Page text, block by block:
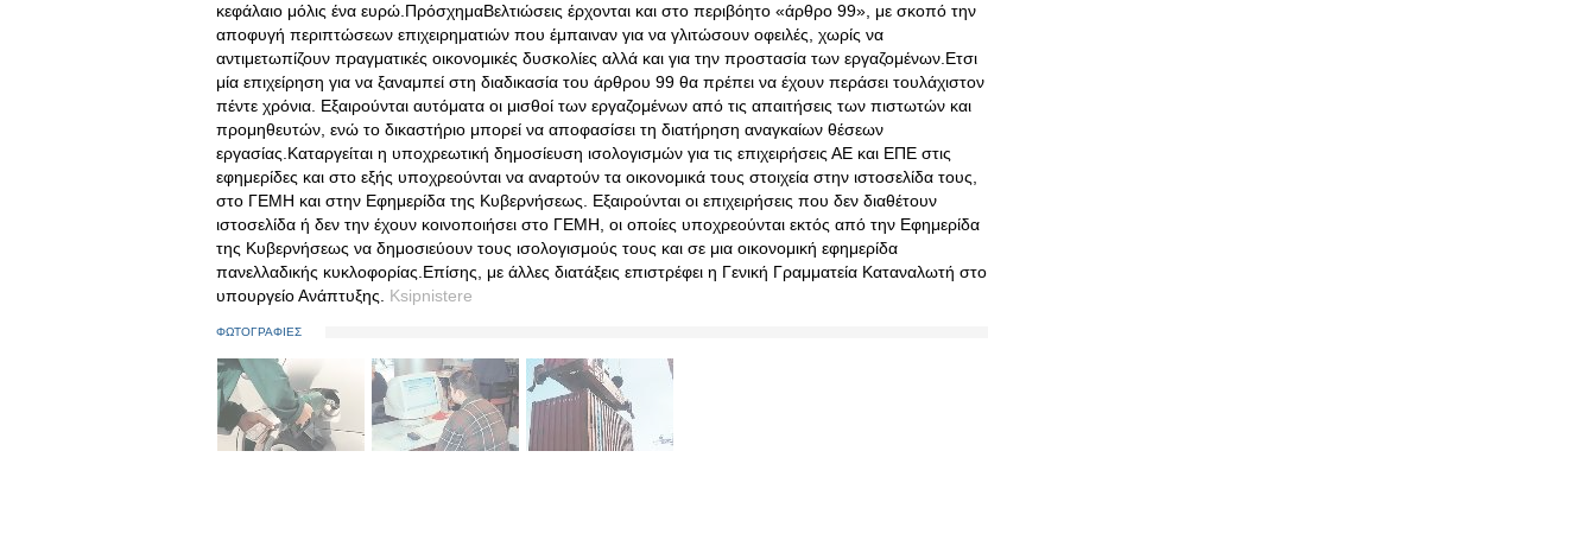
κεφάλαιο μόλις ένα ευρώ.ΠρόσχημαΒελτιώσεις έρχονται και στο περιβόητο «άρθρο 99», με σκοπό την
αποφυγή περιπτώσεων επιχειρηματιών που έμπαιναν για να γλιτώσουν οφειλές, χωρίς να
αντιμετωπίζουν πραγματικές οικονομικές δυσκολίες αλλά και για την προστασία των εργαζομένων.Ετσι
μία επιχείρηση για να ξαναμπεί στη διαδικασία του άρθρου 99 θα πρέπει να έχουν περάσει τουλάχιστον
πέντε χρόνια. Εξαιρούνται αυτόματα οι μισθοί των εργαζομένων από τις απαιτήσεις των πιστωτών και
προμηθευτών, ενώ το δικαστήριο μπορεί να αποφασίσει τη διατήρηση αναγκαίων θέσεων
εργασίας.Καταργείται η υποχρεωτική δημοσίευση ισολογισμών για τις επιχειρήσεις ΑΕ και ΕΠΕ στις
εφημερίδες και στο εξής υποχρεούνται να αναρτούν τα οικονομικά τους στοιχεία στην ιστοσελίδα τους,
στο ΓΕΜΗ και στην Εφημερίδα της Κυβερνήσεως. Εξαιρούνται οι επιχειρήσεις που δεν διαθέτουν
ιστοσελίδα ή δεν την έχουν κοινοποιήσει στο ΓΕΜΗ, οι οποίες υποχρεούνται εκτός από την Εφημερίδα
της Κυβερνήσεως να δημοσιεύουν τους ισολογισμούς τους και σε μια οικονομική εφημερίδα
πανελλαδικής κυκλοφορίας.Επίσης, με άλλες διατάξεις επιστρέφει η Γενική Γραμματεία Καταναλωτή στο
υπουργείο Ανάπτυξης. Ksipnistere
ΦΩΤΟΓΡΑΦΙΕΣ